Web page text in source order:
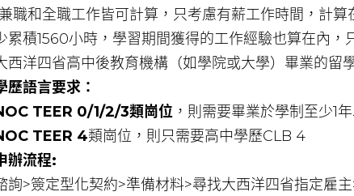
職和全職工作皆可計算，只考慮有薪工作時間，計
累積1560小時，學習期間獲得的工作經驗也算在內，
西洋四省高中後教育機構（如學院或大學）畢業的留
歷語言要求：
TEER 0/1/2/3類崗位 ，則需要畢業於學制至少1
TEER 4類崗位，則只需要高中學歷CLB 4
辦流程:
詢>簽定型化契約>準備材料>尋找大西洋四省指定雇